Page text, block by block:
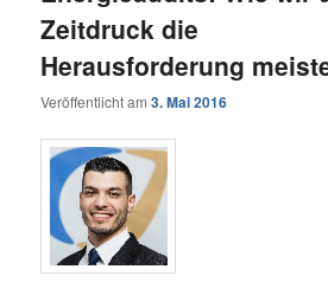
Zeitdruck die
Herausforderung
Veröffentlicht am3. Mai 2016